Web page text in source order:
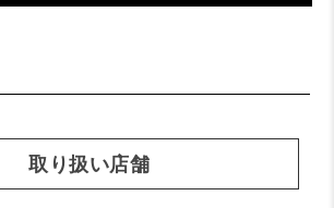
取り扱い店舗